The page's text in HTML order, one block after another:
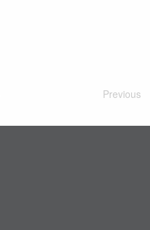
Previous